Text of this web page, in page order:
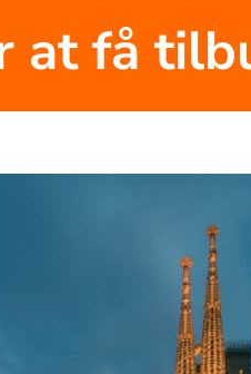
at få